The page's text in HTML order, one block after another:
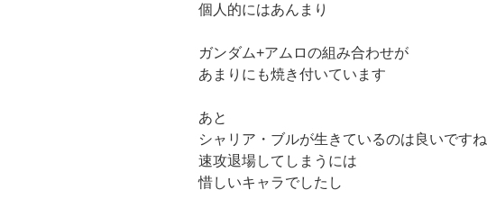
個人的にはあんまり
ガンダム+アムロの組み合わせが
あまりにも焼き付いています
あと
シャリア・ブルが生きているのは良いですね
速攻退場してしまうには
惜しいキャラでしたし